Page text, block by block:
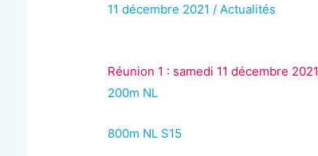
11 décembre 2021 / Actualités
Réunion 1 : samedi 11 décembre
200m NL
800m NL S15